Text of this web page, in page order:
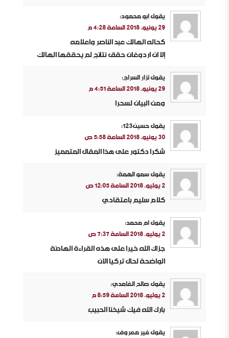
يقولابو محمود:
29 يونيو، 2018 الساعة 4:28 م
كحاله الهالك عبد الناصر واعلامه
إلا ان اردوغان حقق نتائج لم يحققها الهالك
يقولنزار السراج:
29 يونيو، 2018 الساعة 4:51 م
ومن البيان لسحرا
يقولحسين١٢٣
:
30 يونيو، 2018 الساعة 5:58 ص
شكرا دكتور على هذا المقال المتمميز
يقولسمو الهمة:
2 يوليو، 2018 الساعة 12:05 ص
كلام سليم باعتقادي
يقولام محمد:
2 يوليو، 2018 الساعة 7:37 ص
جزاك الله خيرا على هذه القراءة الهادئة
الواضحة لحال تركيا الان
يقولصالح الغامدي:
2 يوليو، 2018 الساعة 8:59 م
بارك الله فيك شيخنا الحبيب
يقولغير معروف: